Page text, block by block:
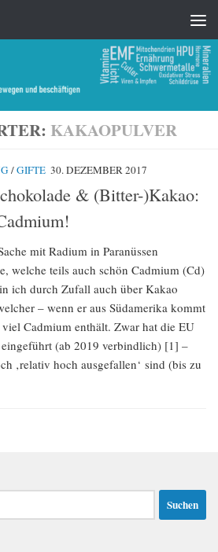
KAKAOPULVER
/GIFTE 30. DEZEMBER 2017
& (Bitter-)Kakao:
mit Radium in Paranüssen
welche teils auch schön Cadmium (Cd)
ich durch Zufall auch über Kakao
– wenn er aus Südamerika kommt
Cadmium enthält. Zwar hat die EU
(ab 2019 verbindlich) [1] –
‚relativ hoch ausgefallen‘ sind (bis zu